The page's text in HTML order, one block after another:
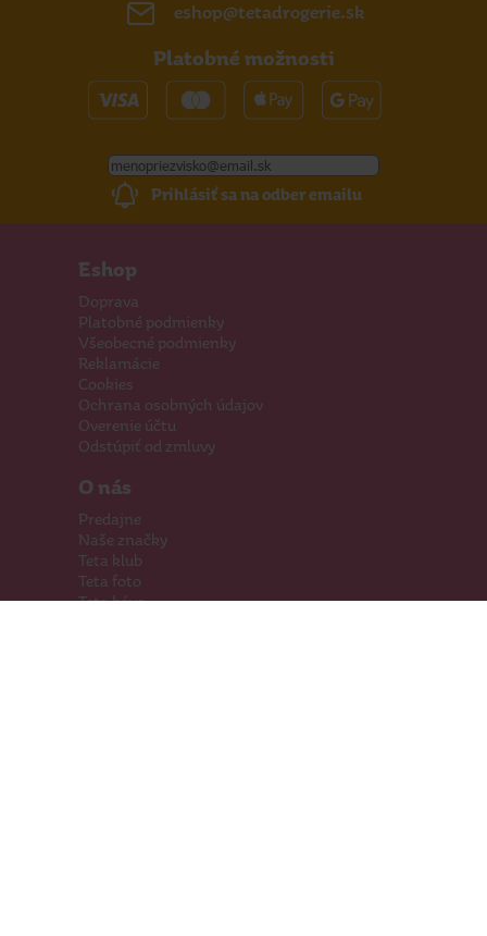
eshop@tetadrogerie.sk
Platobné možnosti
Prihlásiť sa na odber emailu
Eshop
Doprava
Platobné podmienky
Všeobecné podmienky
Reklamácie
Cookies
Ochrana osobných údajov
Overenie účtu
Odstúpiť od zmluvy
O nás
Predajne
Naše značky
Teta klub
Teta foto
Teta káva